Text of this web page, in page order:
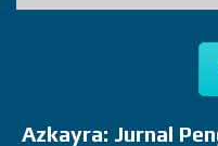
Azkayra: Jurnal